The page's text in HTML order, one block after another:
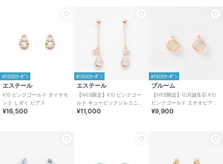
¥1500ｸｰﾎﾟﾝ
エステール
K10 ピンクゴールド ダイヤモ
ンド しずく ピアス
¥16,500
¥1500ｸｰﾎﾟﾝ
エステール
【WEB限定】K10 ピンクゴー
ルド キュービックジルコニア
しずく ピアス
¥11,000
¥1500ｸｰﾎﾟﾝ
ブルーム
【WEB限定】10月誕生石 K10
ピンクゴールド エチオピアオ
パール ピアス
¥9,900